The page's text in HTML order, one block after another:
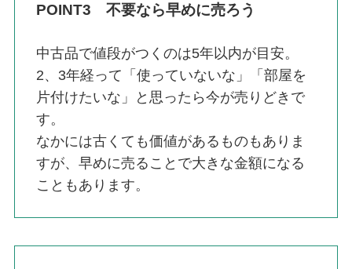
POINT3 不要なら早めに売ろう
中古品で値段がつくのは5年以内が目安。
2、3年経って「使っていないな」「部屋を
片付けたいな」と思ったら今が売りどきで
す。
なかには古くても価値があるものもありま
すが、早めに売ることで大きな金額になる
こともあります。